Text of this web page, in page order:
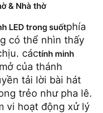
& Nhà thờ
LED trong suốtphía
có thể nhìn thấy
cáctính minh
của thánh
tải lời bài hát
trẻo như pha lê.
vi hoạt động xử lý